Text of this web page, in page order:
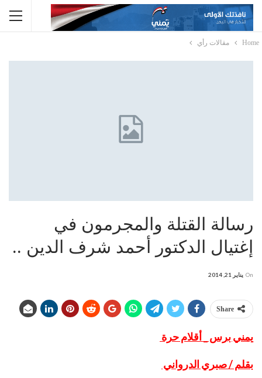
Home مقالات رأي
رسالة القتلة والمجرمون في
إغتيال الدكتور أحمد شرف الدين ..
On يناير 21, 2014
Share
يمني برس _ أقلام حرة
بقلم / صبري الدرواني